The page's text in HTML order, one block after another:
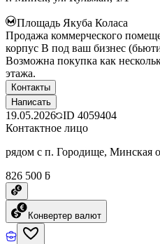
Площадь Якуба Коласа
Продажа коммерческого
корпус B под ваш бизнес
Возможна покупка как
этажа.
Контакты
Написать
19.05.2026 ID 4059404
Контактное лицо
рядом с п. Городище, Минская
826 500 ƃ
Конвертер валют